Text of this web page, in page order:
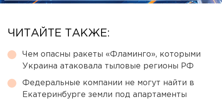
ЧИТАЙТЕ ТАКЖЕ:
Чем опасны ракеты «Фламинго», которыми
Украина атаковала тыловые регионы РФ
Федеральные компании не могут найти в
Екатеринбурге земли под апартаменты